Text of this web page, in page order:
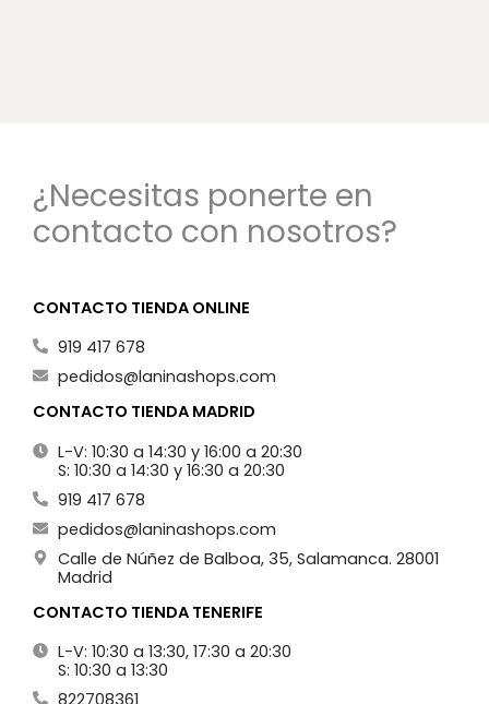
¿Necesitas ponerte en
contacto con nosotros?
CONTACTO TIENDA ONLINE
919 417 678
pedidos@laninashops.com
CONTACTO TIENDA MADRID
L-V: 10:30 a 14:30 y 16:00 a 20:30
S: 10:30 a 14:30 y 16:30 a 20:30
919 417 678
pedidos@laninashops.com
Calle de Núñez de Balboa, 35, Salamanca. 28001
Madrid
CONTACTO TIENDA TENERIFE
L-V: 10:30 a 13:30, 17:30 a 20:30
S: 10:30 a 13:30